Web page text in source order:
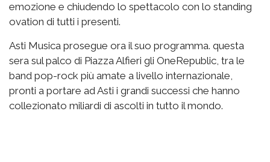
emozione e chiudendo lo spettacolo con lo standing
ovation di tutti i presenti.
Asti Musica prosegue ora il suo programma. questa
sera sul palco di Piazza Alfieri gli OneRepublic, tra le
band pop-rock più amate a livello internazionale,
pronti a portare ad Asti i grandi successi che hanno
collezionato miliardi di ascolti in tutto il mondo.